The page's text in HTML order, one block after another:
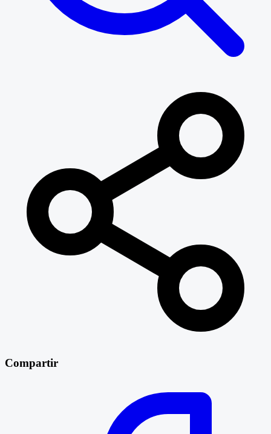
Compartir